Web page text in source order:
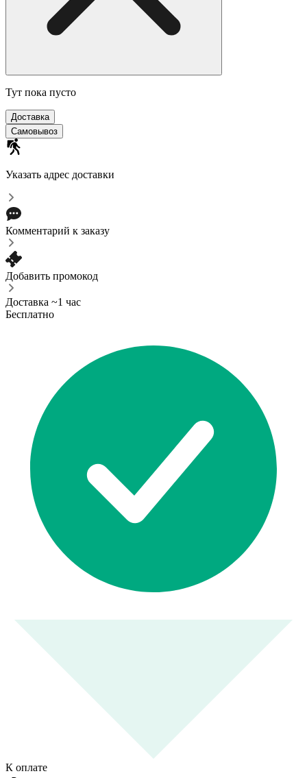
Тут пока пусто
Доставка
Самовывоз
Указать адрес доставки
Комментарий к заказу
Добавить промокод
Доставка ~1 час
Бесплатно
К оплате